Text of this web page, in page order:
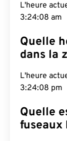
L'heure
3:24:09 am
Quelle
dans la
L'heure
3:24:09 pm
Quelle
fuseaux